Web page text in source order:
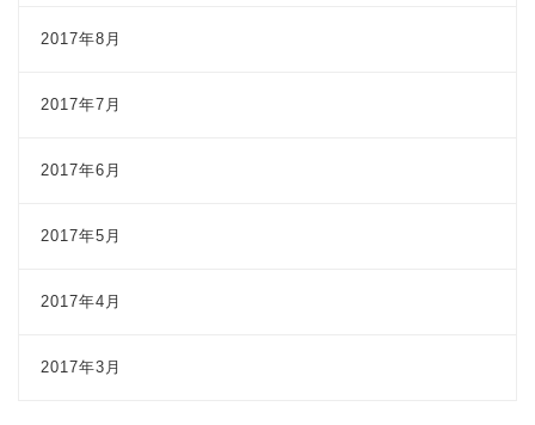
2017年8月
2017年7月
2017年6月
2017年5月
2017年4月
2017年3月